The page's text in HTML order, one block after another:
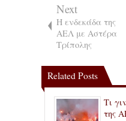
Next
Η ενδεκάδα της
ΑΕΛ με Αστέρα
Τρίπολης
Related Posts
Τι
της